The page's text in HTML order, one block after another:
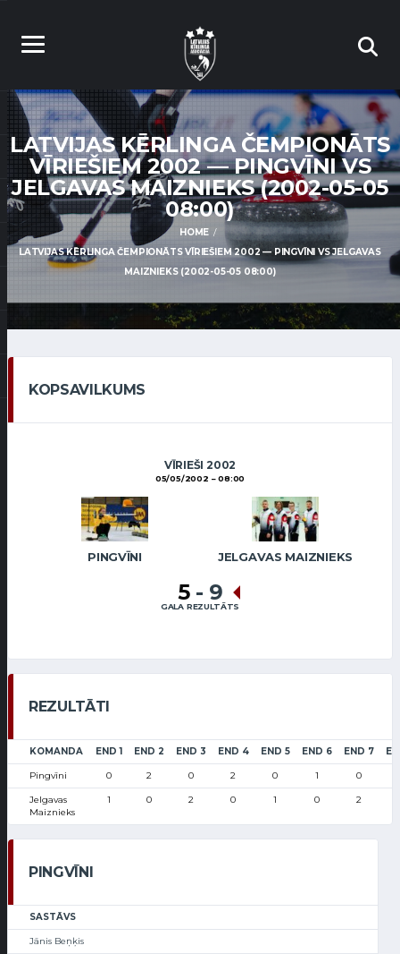
LATVIJAS KĒRLINGA ČEMPIONĀTS
VĪRIEŠIEM 2002 — PINGVĪNI VS
JELGAVAS MAIZNIEKS (2002-05-05
08:00)
HOME
LATVIJAS KĒRLINGA ČEMPIONĀTS VĪRIEŠIEM 2002 — PINGVĪNI VS JELGAVAS
MAIZNIEKS (2002-05-05 08:00)
KOPSAVILKUMS
VĪRIEŠI 2002
05/05/2002 08:00
PINGVĪNI JELGAVAS MAIZNIEKS
5 - 9
GALA REZULTĀTS
REZULTĀTI
KOMANDA END 1 END 2 END 3 END 4 END 5 END 6 END 7
Pingvīni 0 2 0 2 0 1 0
Jelgavas
Maiznieks
1 0 2 0 1 0 2
PINGVĪNI
SASTĀVS
Jānis Beņķis